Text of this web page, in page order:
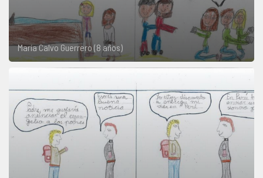
María Calvo Guerrero (8 años)